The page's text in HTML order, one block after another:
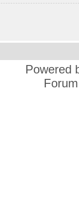
Powered